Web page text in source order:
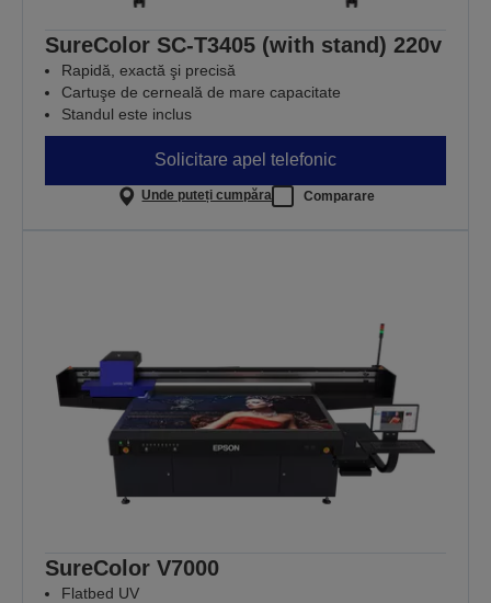
SureColor SC-T3405 (with stand) 220v
Rapidă, exactă şi precisă
Cartuşe de cerneală de mare capacitate
Standul este inclus
Solicitare apel telefonic
Unde puteți cumpăra Comparare
SureColor V7000
Flatbed UV